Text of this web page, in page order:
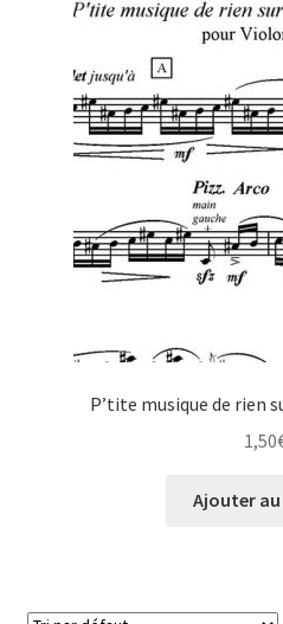
P’tite musique de rien
1,50
Ajouter